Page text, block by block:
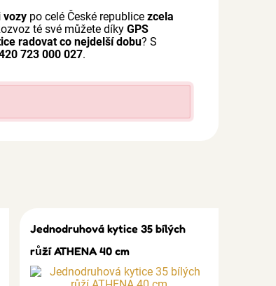
vozy po celé České republicezcela
té své můžete díkyGPS
radovat co nejdelší dobu? S
723 000 027.
Jednodruhová kytice 35 bílých
růží ATHENA 40 cm